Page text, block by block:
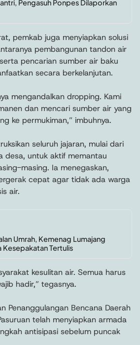
Pengasuh Ponpes Dilaporkan
pemkab juga menyiapkan solusi
pembangunan tandon air
pencarian sumber air baku
secara berkelanjutan.
mengandalkan dropping. Kami
dan mencari sumber air yang
ke permukiman,” imbuhnya.
seluruh jajaran, mulai dari
desa, untuk aktif memantau
masing. Ia menegaskan,
cepat agar tidak ada warga
air.
Umrah, Kemenag Lumajang
Kesepakatan Tertulis
kesulitan air. Semua harus
hadir,” tegasnya.
Penanggulangan Bencana Daerah
telah menyiapkan armada
antisipasi sebelum puncak